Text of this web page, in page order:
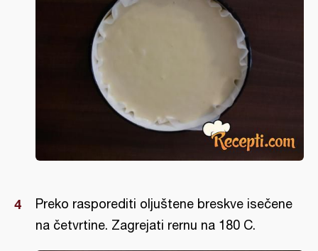
Preko rasporediti oljuštene breskve isečene
na četvrtine. Zagrejati rernu na 180 C.